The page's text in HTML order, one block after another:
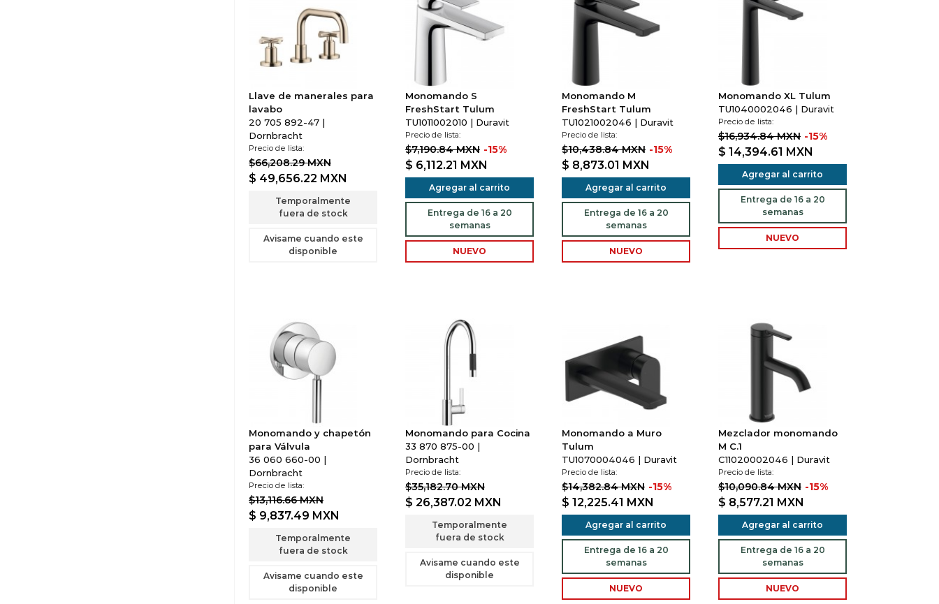
Llave de manerales para
lavabo
20 705 892-47 |
Dornbracht
Precio de lista:
$66,208.29 MXN
$ 49,656.22 MXN
Temporalmente
fuera de stock
Avisame cuando este
disponible
Monomando S
FreshStart Tulum
TU1011002010 | Duravit
Precio de lista:
$7,190.84 MXN -15%
$ 6,112.21 MXN
Agregar al carrito
Entrega de 16 a 20
semanas
NUEVO
Monomando M
FreshStart Tulum
TU1021002046 | Duravit
Precio de lista:
$10,438.84 MXN -15%
$ 8,873.01 MXN
Agregar al carrito
Entrega de 16 a 20
semanas
NUEVO
Monomando XL Tulum
TU1040002046 | Duravit
Precio de lista:
$16,934.84 MXN -15%
$ 14,394.61 MXN
Agregar al carrito
Entrega de 16 a 20
semanas
NUEVO
Monomando y chapetón
para Válvula
36 060 660-00 |
Dornbracht
Precio de lista:
$13,116.66 MXN
$ 9,837.49 MXN
Temporalmente
fuera de stock
Avisame cuando este
disponible
Monomando para Cocina
33 870 875-00 |
Dornbracht
Precio de lista:
$35,182.70 MXN
$ 26,387.02 MXN
Temporalmente
fuera de stock
Avisame cuando este
disponible
Monomando a Muro
Tulum
TU1070004046 | Duravit
Precio de lista:
$14,382.84 MXN -15%
$ 12,225.41 MXN
Agregar al carrito
Entrega de 16 a 20
semanas
NUEVO
Mezclador monomando
M C.1
C11020002046 | Duravit
Precio de lista:
$10,090.84 MXN -15%
$ 8,577.21 MXN
Agregar al carrito
Entrega de 16 a 20
semanas
NUEVO